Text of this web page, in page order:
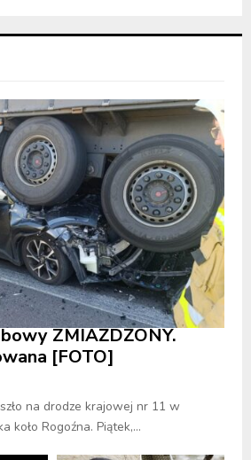
ZMIAŻDŻONY.
[FOTO]
na drodze krajowej nr 11 w
koło Rogoźna. Piątek,...